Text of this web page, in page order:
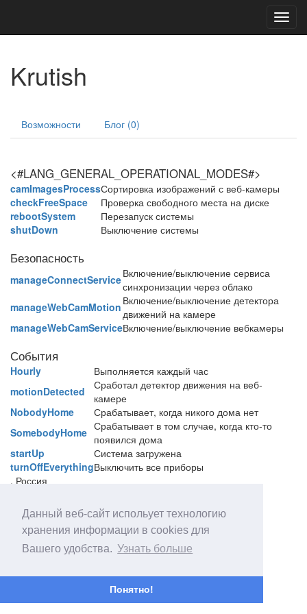
Данный веб-сайт испольует технологию
хранения информации в cookies для
Вашего удобства. Узнать больше
Понятно!
Krutish
Возможности Блог (0)
<#LANG_GENERAL_OPERATIONAL_MODES#>
camImagesProcessСортировка изображений с веб-камеры
checkFreeSpace
Проверка свободного места на диске
rebootSystem
Перезапуск системы
shutDown
Выключение системы
Безопасность
manageConnectServiceВключение/выключение сервиса
синхронизации через облако
manageWebCamMotion Включение/выключение детектора
движений на камере
manageWebCamServiceВключение/выключение вебкамеры
События
Hourly
Выполняется каждый час
motionDetected
Сработал детектор движения на веб-
камере
NobodyHome
Срабатывает, когда никого дома нет
SomebodyHome Срабатывает в том случае, когда кто-то
появился дома
startUp
Система загружена
turnOffEverythingВыключить все приборы
, Россия